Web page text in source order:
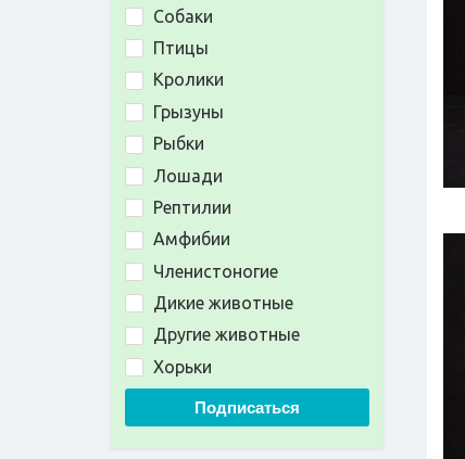
Собаки
Птицы
Кролики
Грызуны
Рыбки
Лошади
Рептилии
Амфибии
Членистоногие
Дикие животные
Другие животные
Хорьки
Подписаться